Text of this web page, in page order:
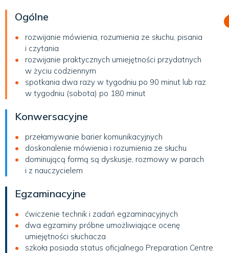
Ogólne
rozwijanie mówienia, rozumienia ze słuchu, pisania
i czytania
rozwijanie praktycznych umiejętności przydatnych
w życiu codziennym
spotkania dwa razy w tygodniu po 90 minut lub raz
w tygodniu (sobota) po 180 minut
Konwersacyjne
przełamywanie barier komunikacyjnych
doskonalenie mówienia i rozumienia ze słuchu
dominującą formą są dyskusje, rozmowy w parach
i z nauczycielem
Egzaminacyjne
ćwiczenie technik i zadań egzaminacyjnych
dwa egzaminy próbne umożliwiające ocenę
umiejętności słuchacza
szkoła posiada status oficjalnego Preparation Centre